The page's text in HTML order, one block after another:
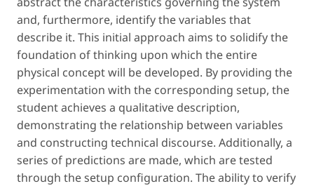
and, furthermore, identify the variables that
describe it. This initial approach aims to solidify the
foundation of thinking upon which the entire
physical concept will be developed. By providing the
experimentation with the corresponding setup, the
student achieves a qualitative description,
demonstrating the relationship between variables
and constructing technical discourse. Additionally, a
series of predictions are made, which are tested
through the setup configuration. The ability to verify